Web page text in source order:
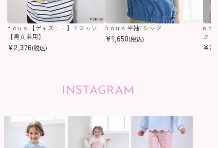
n.o.u.s 【ディズニー】Ｔシャツ
【男女兼用】
¥2,376(税込)
n.o.u.s 半袖Tシャツ
¥1,650(税込)
ツ
¥
INSTAGRAM